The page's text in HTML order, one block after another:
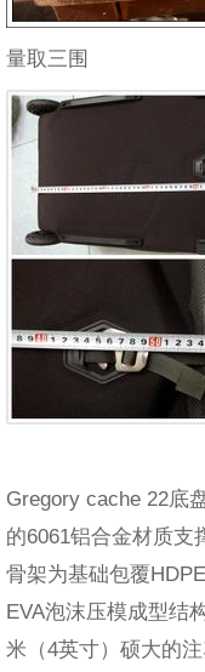
量取三围
Gregory cache 22底
的6061铝合金材质支
骨架为基础包覆
EVA泡沫压模成型结
米（4英寸）硕大的